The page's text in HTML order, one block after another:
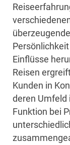
Einflüsse
Reisen
Kunden in
deren Umfeld
Funktion bei